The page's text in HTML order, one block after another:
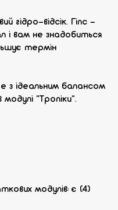
гідро-відсік. Гіпс -
і вам не знадобиться
термін
з ідеальним балансом
"Тропіки".
модулів: є (4)